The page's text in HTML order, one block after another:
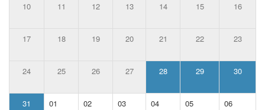
10 11 12 13 14 15 16
17 18 19 20 21 22 23
24 25 26 27 28 29 30
31 01 02 03 04 05 06